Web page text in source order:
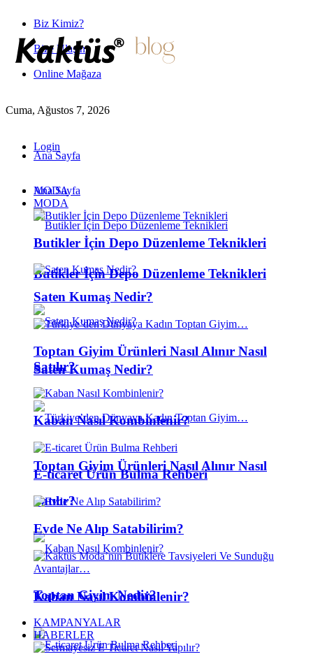
Biz Kimiz?
Bize Ulaşın
Online Mağaza
Cuma, Ağustos 7, 2026
Login
Ana Sayfa
MODA
Butikler İçin Depo Düzenleme Teknikleri
Saten Kumaş Nedir?
Toptan Giyim Ürünleri Nasıl Alınır Nasıl
Satılır?
Kaban Nasıl Kombinlenir?
Ana Sayfa
MODA
Butikler İçin Depo Düzenleme Teknikleri
Saten Kumaş Nedir?
Toptan Giyim Ürünleri Nasıl Alınır Nasıl
Satılır?
Kaban Nasıl Kombinlenir?
E-ticaret Ürün Bulma Rehberi
Evde Ne Alıp Satabilirim?
Toptan Giyim Nedir?
KAMPANYALAR
HABERLER